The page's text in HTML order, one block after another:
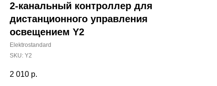
2-канальный контроллер для
дистанционного управления
освещением Y2
Elektrostandard
SKU: Y2
2 010 р.